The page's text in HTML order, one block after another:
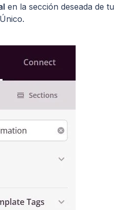
en la sección deseada de tu